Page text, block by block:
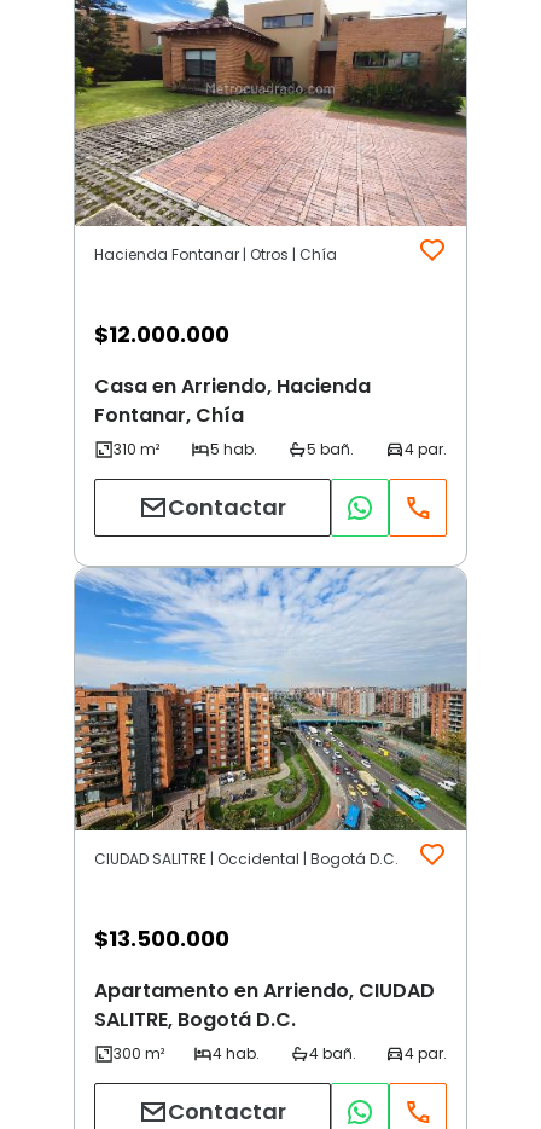
Hacienda Fontanar | Otros | Chía
$12.000.000
Casa en Arriendo, Hacienda
Fontanar, Chía
Contactar
CIUDAD SALITRE | Occidental | Bogotá D.C.
$13.500.000
Apartamento en Arriendo, CIUDAD
SALITRE, Bogotá D.C.
Contactar